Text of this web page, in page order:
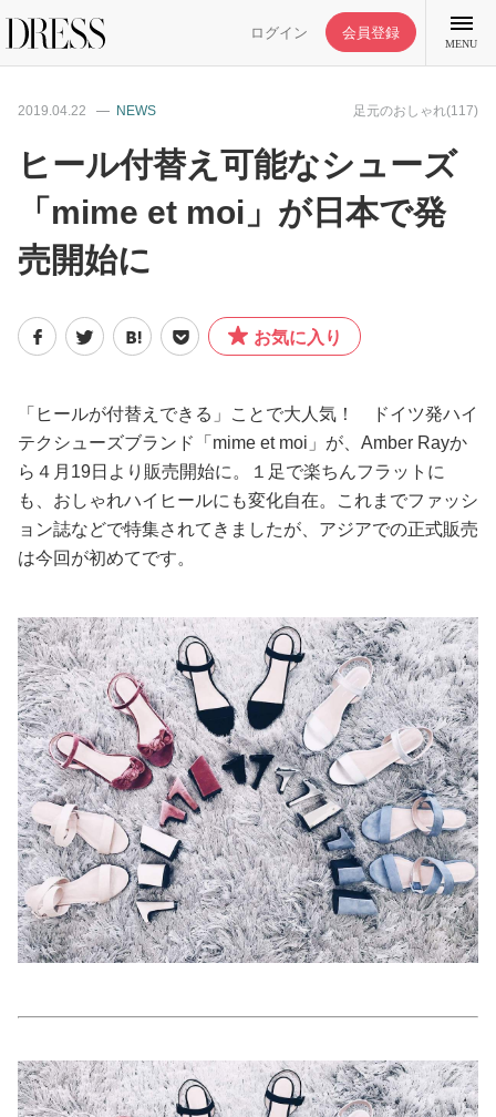
ログイン 会員登録
MENU
特集記事
DRESS部活
ライフスタイル
ファッション
恋愛/結婚/離婚
美容/健康
妊娠/出産/家族
ココロ/カラダ
グルメ
トラベル
カルチャー/エンタメ
性と愛
2019.04.22 NEWS 足元のおしゃれ(117)
ヒール付替え可能なシューズ
「mime et moi」が日本で発
売開始に
お気に入り
「ヒールが付替えできる」ことで大人気！ ドイツ発ハイ
テクシューズブランド「mime et moi」が、Amber Rayか
ら４月19日より販売開始に。１足で楽ちんフラットに
も、おしゃれハイヒールにも変化自在。これまでファッシ
ョン誌などで特集されてきましたが、アジアでの正式販売
は今回が初めてです。